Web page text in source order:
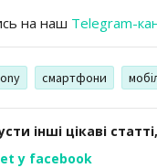
на наш Telegram-
смартфони
інші цікаві
у facebook